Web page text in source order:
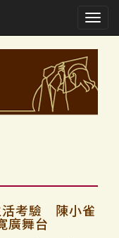
活考驗 陳小雀
廣舞台